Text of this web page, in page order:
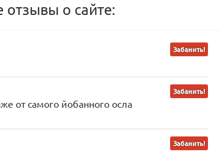
о сайте:
Забанить!
Забанить!
от самого йобанного осла
Забанить!